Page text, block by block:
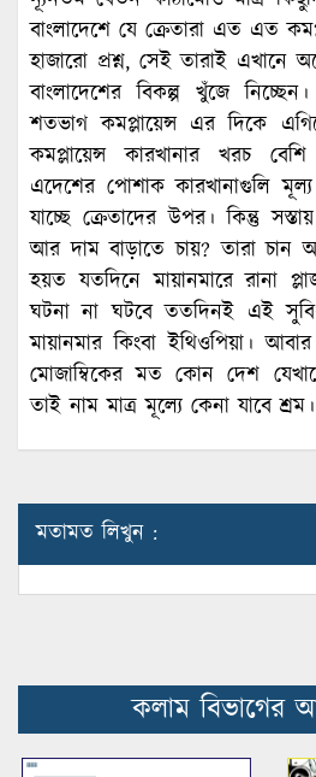
বাংলাদেশে যে ক্রেতারা এত এত
হাজারো প্রশ্ন, সেই তারাই এখানে
বাংলাদেশের বিকল্প খুঁজে
শতভাগ কমপ্লায়েন্স এর দিকে
কমপ্লায়েন্স কারখানার খরচ বেশি
এদেশের পোশাক কারখানাগুলি
যাচ্ছে ক্রেতাদের উপর। কিন্তু
আর দাম বাড়াতে চায়? তারা
হয়ত যতদিনে মায়ানমারে রানা
ঘটনা না ঘটবে ততদিনই এই
মায়ানমার কিংবা ইথিওপিয়া।
মোজাম্বিকের মত কোন দেশ
তাই নাম মাত্র মূল্যে কেনা যাবে শ্রম।
মতামত লিখুন :
কলাম বিভাগের